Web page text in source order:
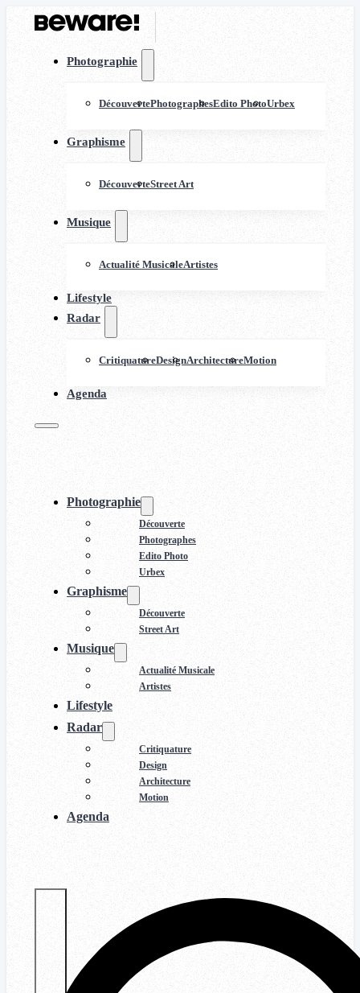
Photographie
DécouvertePhotographesEdito PhotoUrbex
Graphisme
DécouverteStreet Art
Musique
Actualité MusicaleArtistes
Lifestyle
Radar
CritiquatureDesignArchitectureMotion
Agenda
Photographie
Découverte
Photographes
Edito Photo
Urbex
Graphisme
Découverte
Street Art
Musique
Actualité Musicale
Artistes
Lifestyle
Radar
Critiquature
Design
Architecture
Motion
Agenda